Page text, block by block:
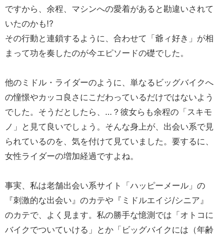
ですから、余程、マシンへの愛着があると勘違いされて
いたのかも!?
その行動と連鎖するように、合わせて「爺ィ好き」が相
まって功を奏したのが今エピソードの礎でした。
他のミドル・ライダーのように、単なるビッグバイクへ
の憧憬やカッコ良さにこだわっているだけではないよう
でした。そうだとしたら、…？彼女らも余程の「スキモ
ノ」と見て良いでしょう。そんな身上が、出会い系で見
られているのを、気を付けて見ていました。要するに、
女性ライダーの増加経過ですよね。
事実、私は老舗出会い系サイト「ハッピーメール」の
『刺激的な出会い』のカテや『ミドルエイジ/シニア』
のカテで、よく見ます。私の勝手な憶測では「オトコに
バイクでついていける」とか「ビッグバイクには（年齢